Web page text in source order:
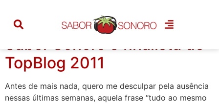
Categoria:topblog
Sabor Sonoro é finalista do
TopBlog 2011
Antes de mais nada, quero me desculpar pela ausência
nessas últimas semanas, aquela frase “tudo ao mesmo